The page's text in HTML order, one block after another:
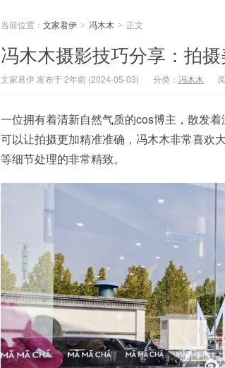
当前位置： 文家君伊 > 冯木木 > 正文
冯木木摄影技巧分享：拍
文家君伊 发布于 2年前 (2024-05-03) 分类： 冯木木
一位拥有着清新自然气质的cos博主，散发
可以让拍摄更加精准准确，冯木木非常喜欢
等细节处理的非常精致。